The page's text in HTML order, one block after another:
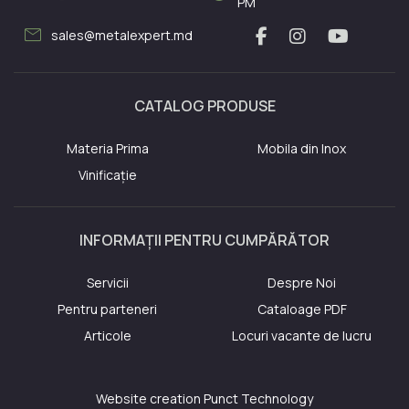
mail sales@metalexpert.md
CATALOG PRODUSE
Materia Prima
Mobila din Inox
Vinificație
INFORMAȚII PENTRU CUMPĂRĂTOR
Servicii
Despre Noi
Pentru parteneri
Cataloage PDF
Articole
Locuri vacante de lucru
Website creation Punct Technology